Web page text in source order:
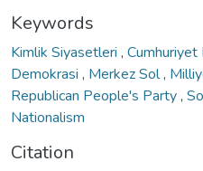
Keywords
Kimlik Siyasetleri ,
Demokrasi , Merkez Sol,
Republican People's Party,
Nationalism
Citation